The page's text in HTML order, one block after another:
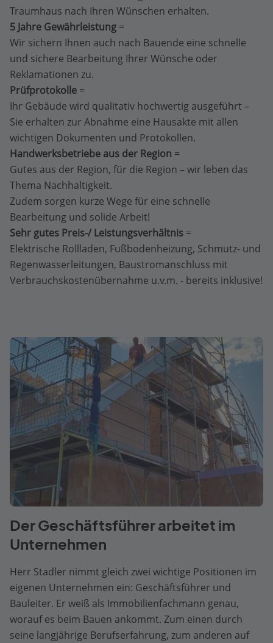
Traumhaus nach Ihren Wünschen erhalten.
5 Jahre Gewährleistung =
Wir sichern Ihnen auch nach Bauende eine schnelle
und sichere Bearbeitung Ihrer Wünsche oder
Reklamationen zu.
Prüfprotokolle =
Ihr Gebäude wird qualitativ hochwertig ausgeführt –
Sie erhalten zur Abnahme eine Hausakte mit allen
wichtigen Dokumenten und Protokollen.
Handwerksbetriebe aus der Region =
Gutes aus der Region, für die Region – wir leben das
Thema Nachhaltigkeit.
Zudem sorgen kurze Wege für eine schnelle
Bearbeitung und solide Arbeit!
Sehr gutes Preis-/ Leistungsverhältnis =
Elektrische Rollladen, Fußbodenheizung, Schmutz- und
Regenwasserleitungen, Baustromanschluss mit
Verbrauchskostenübernahme u.v.m. - bereits inklusive!
Der Geschäftsführer arbeitet im
Unternehmen
Herr Stadler nimmt gleich zwei wichtige Positionen im
eigenen Unternehmen ein: Geschäftsführer und
Bauleiter. Er weiß als Immobilienfachmann genau,
worauf es beim Bauen ankommt. Zum einen durch
seine langjährige Berufserfahrung, zum anderen auf